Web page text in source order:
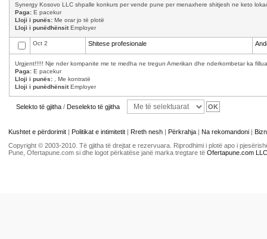
Synergy Kosovo LLC shpalle konkurs per vende pune per menaxhere shitjesh ne keto
Paga: E pacekur
Lloji i punës: Me orar jo të plotë
Lloji i punëdhënsitEmployer
Oct 2 Shitese profesionale
Urgjent!!!!! Nje nder kompanite me te medha ne tregun Amerikan dhe nderkombetar ka
Paga: E pacekur
Lloji i punës: , Me kontratë
Lloji i punëdhënsitEmployer
Selekto të gjitha / Deselekto të gjitha
Kushtet e përdorimit | Politikat e intimitetit | Rreth nesh | Përkrahja | Na rekomandoni |
Copyright © 2003-2010. Të gjitha të drejtat e rezervuara. Riprodhimi i plotë apo i
Pune, Ofertapune.com si dhe logot përkatëse janë marka tregtare të Ofertapune.com LLC